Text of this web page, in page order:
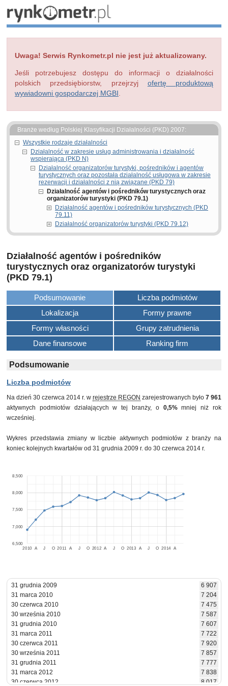
Uwaga! Serwis Rynkometr.pl nie jest już aktualizowany.
Jeśli potrzebujesz dostępu do informacji o działalności
polskich przedsiębiorstw, przejrzyj ofertę produktową
wywiadowni gospodarczej MGBI
Branże według Polskiej Klasyfikacji Działalności (PKD) 2007:
Wszystkie rodzaje działalności
Działalność w zakresie usług administrowania i działalność
wspierająca (PKD N)
Działalność organizatorów turystyki, pośredników i agentów
turystycznych oraz pozostała działalność usługowa w zakresie
rezerwacji i działalności z nią związane (PKD 79)
Działalność agentów i pośredników turystycznych oraz
organizatorów turystyki (PKD 79.1)
Działalność agentów i pośredników turystycznych (PKD
79.11)
Działalność organizatorów turystyki (PKD 79.12)
Działalność agentów i pośredników
turystycznych oraz organizatorów turystyki
(PKD 79.1)
Podsumowanie
Liczba podmiotów
Lokalizacja
Formy prawne
Formy własności
Grupy zatrudnienia
Dane finansowe
Ranking firm
Podsumowanie
Liczba podmiotów
Na dzień 30 czerwca 2014 r. w rejestrze REGON zarejestrowanych było 7 961
aktywnych podmiotów działających w tej branży, o 0,5%mniej niż rok
wcześniej.
Wykres przedstawia zmiany w liczbie aktywnych podmiotów z branży na
koniec kolejnych kwartałów od 31 grudnia 2009 r. do 30 czerwca 2014 r.
2010 2011 2012 2013 2014
A J O A J O A J O A J O A
6,500
7,000
7,500
8,000
8,500
31 grudnia 2009
6 907
31 marca 2010
7 204
30 czerwca 2010
7 475
30 września 2010
7 587
31 grudnia 2010
7 607
31 marca 2011
7 722
30 czerwca 2011
7 920
30 września 2011
7 857
31 grudnia 2011
7 777
31 marca 2012
7 838
30 czerwca 2012
8 017